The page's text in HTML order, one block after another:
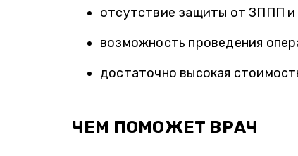
отсутствие защиты от ЗППП
возможность проведения
достаточно высокая
ЧЕМ ПОМОЖЕТ ВРАЧ